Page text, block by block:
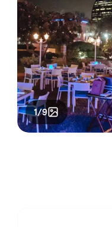
1/9